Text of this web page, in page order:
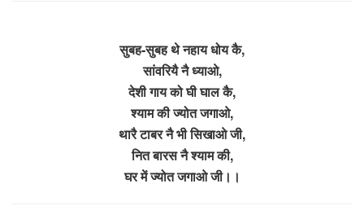
सुबह-सुबह थे नहाय धोय कै,
सांवरियै नै ध्याओ,
देशी गाय को घी घाल कै,
श्याम की ज्योत जगाओ,
थारै टाबर नै भी सिखाओ जी,
नित बारस नै श्याम की,
घर में ज्योत जगाओ जी।।